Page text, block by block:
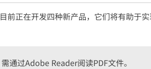
目前正在开发四种新产品，它们将有助于
需通过Adobe Reader阅读PDF文件。